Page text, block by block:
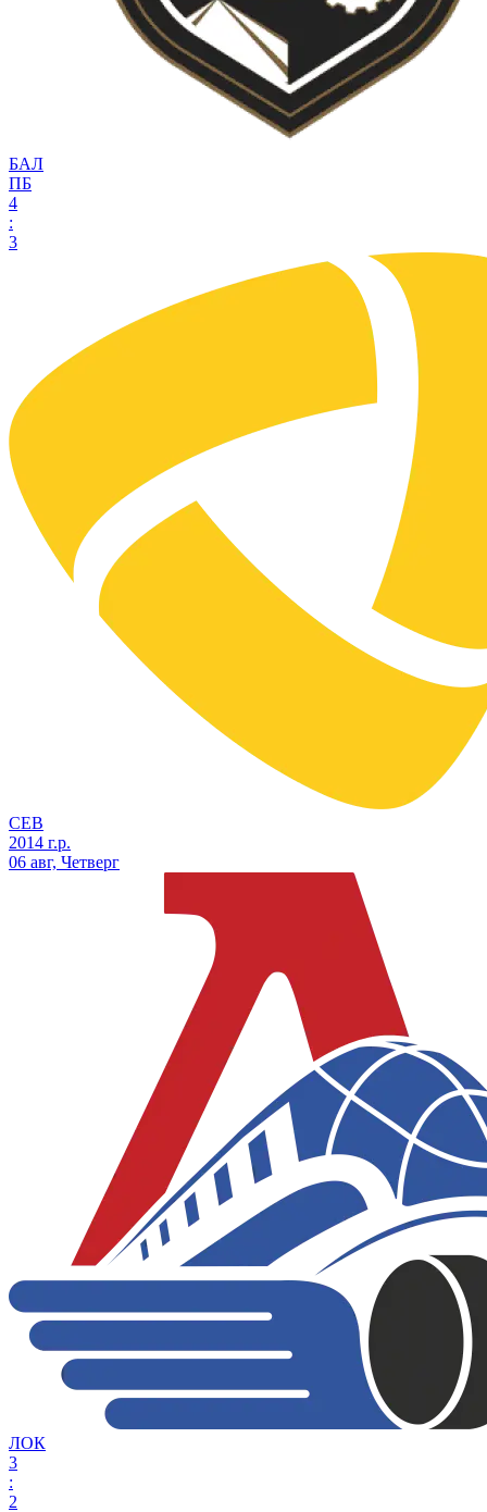
БАЛ
ПБ
4
:
3
СЕВ
2014 г.р.
06 авг, Четверг
ЛОК
3
:
2